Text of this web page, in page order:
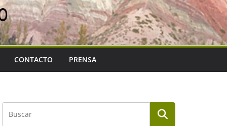
CONTACTO PRENSA